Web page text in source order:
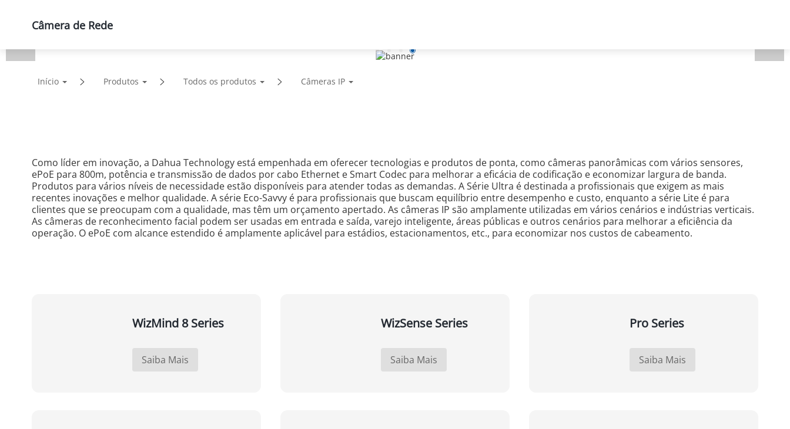
Produtos
Início Produtos Todos os produtos Câmeras IP
Câmera de Rede
Como líder em inovação, a Dahua Technology está empenhada em oferecer tecnologias e produtos de ponta, como câmeras panorâmicas com vários sensores,
ePoE para 800m, potência e transmissão de dados por cabo Ethernet e Smart Codec para melhorar a eficácia de codificação e economizar largura de banda.
Produtos para vários níveis de necessidade estão disponíveis para atender todas as demandas. A Série Ultra é destinada a profissionais que exigem as mais
recentes inovações e melhor qualidade. A série Eco-Savvy é para profissionais que buscam equilíbrio entre desempenho e custo, enquanto a série Lite é para
clientes que se preocupam com a qualidade, mas têm um orçamento apertado. As câmeras IP são amplamente utilizadas em vários cenários e indústrias verticais.
As câmeras de reconhecimento facial podem ser usadas em entrada e saída, varejo inteligente, áreas públicas e outros cenários para melhorar a eficiência da
operação. O ePoE com alcance estendido é amplamente aplicável para estádios, estacionamentos, etc., para economizar nos custos de cabeamento.
WizMind 8 Series
Saiba Mais
WizSense Series
Saiba Mais
Pro Series
Saiba Mais